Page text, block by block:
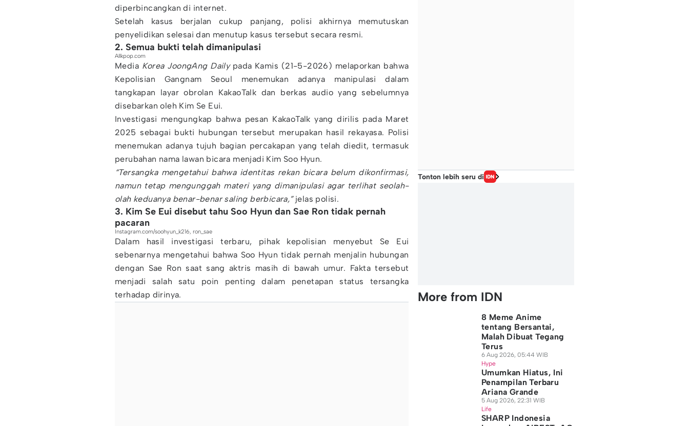
diperbincangkan di internet.
Setelah kasus berjalan cukup panjang, polisi akhirnya memutuskan
penyelidikan selesai dan menutup kasus tersebut secara resmi.
2. Semua bukti telah dimanipulasi
Allkpop.com
Media Korea JoongAng Daily pada Kamis (21-5-2026) melaporkan bahwa
Kepolisian Gangnam Seoul menemukan adanya manipulasi dalam
tangkapan layar obrolan KakaoTalk dan berkas audio yang sebelumnya
disebarkan oleh Kim Se Eui.
Investigasi mengungkap bahwa pesan KakaoTalk yang dirilis pada Maret
2025 sebagai bukti hubungan tersebut merupakan hasil rekayasa. Polisi
menemukan adanya tujuh bagian percakapan yang telah diedit, termasuk
perubahan nama lawan bicara menjadi Kim Soo Hyun.
“Tersangka mengetahui bahwa identitas rekan bicara belum dikonfirmasi,
namun tetap mengunggah materi yang dimanipulasi agar terlihat seolah-
olah keduanya benar-benar saling berbicara,” jelas polisi.
3. Kim Se Eui disebut tahu Soo Hyun dan Sae Ron tidak pernah
pacaran
Instagram.com/soohyun_k216, ron_sae
Dalam hasil investigasi terbaru, pihak kepolisian menyebut Se Eui
sebenarnya mengetahui bahwa Soo Hyun tidak pernah menjalin hubungan
dengan Sae Ron saat sang aktris masih di bawah umur. Fakta tersebut
menjadi salah satu poin penting dalam penetapan status tersangka
terhadap dirinya.
Tonton lebih seru di
More from IDN
8 Meme Anime
tentang Bersantai,
Malah Dibuat Tegang
Terus
6 Aug 2026, 05:44 WIB
Hype
Umumkan Hiatus, Ini
Penampilan Terbaru
Ariana Grande
5 Aug 2026, 22:31 WIB
Life
SHARP Indonesia